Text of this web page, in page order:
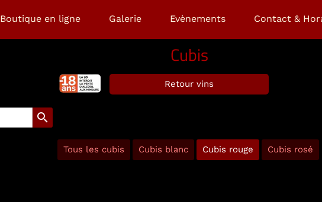
Boutique en ligne Galerie Evènements Contact &
Cubis
Retour vins
search
Tous les cubis Cubis blanc Cubis rouge Cubis rosé